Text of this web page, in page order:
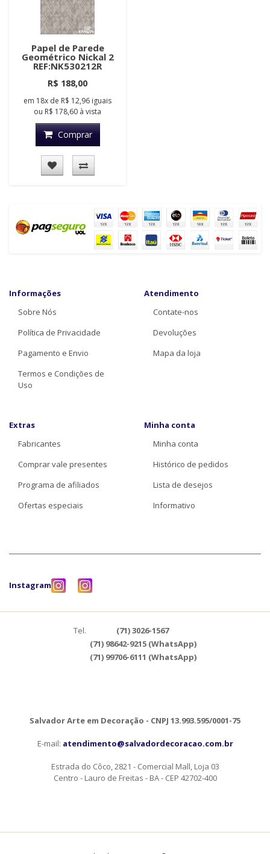
Papel de Parede
Geométrico Nickal 2
REF:NK530212R
R$ 188,00
em 18x de R$ 12,96 iguais
ou R$ 178,60 à vista
Comprar
Informações
Sobre Nós
Política de Privacidade
Pagamento e Envio
Termos e Condições de
Uso
Atendimento
Contate-nos
Devoluções
Mapa da loja
Extras
Fabricantes
Comprar vale presentes
Programa de afiliados
Ofertas especiais
Minha conta
Minha conta
Histórico de pedidos
Lista de desejos
Informativo
Instagram
Tel.
(71) 3026-1567
(71) 98642-9215 (WhatsApp)
(71) 99706-6111 (WhatsApp)
Salvador Arte em Decoração - CNPJ 13.993.595/0001-75
E-mail: atendimento@salvadordecoracao.com.br
Estrada do Côco, 2821 - Comercial Mall, Loja 03
Centro - Lauro de Freitas - BA - CEP 42702-400